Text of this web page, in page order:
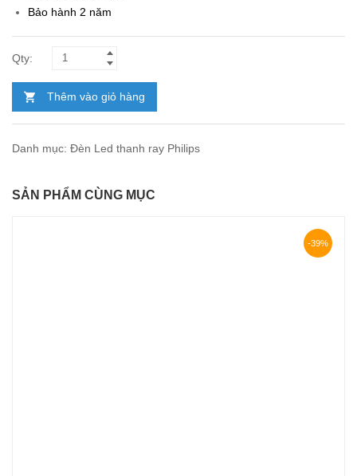
Bảo hành 2 năm
Thêm vào giỏ hàng
Danh mục: Đèn Led thanh ray Philips
SẢN PHẨM CÙNG MỤC
-39%